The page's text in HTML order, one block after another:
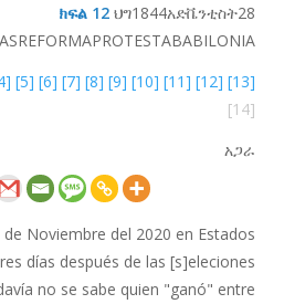
ክፍል 12ህግ1844አድቬንቲስት28
REFORMAPROTESTABABILONIA
[4] [5] [6] [7] [8] [9] [10] [11] [12]
[13]
[14]
አጋራ
de Noviembre del 2020 en Estados
días después de las [s]eleciones
no se sabe quien "ganó" entre